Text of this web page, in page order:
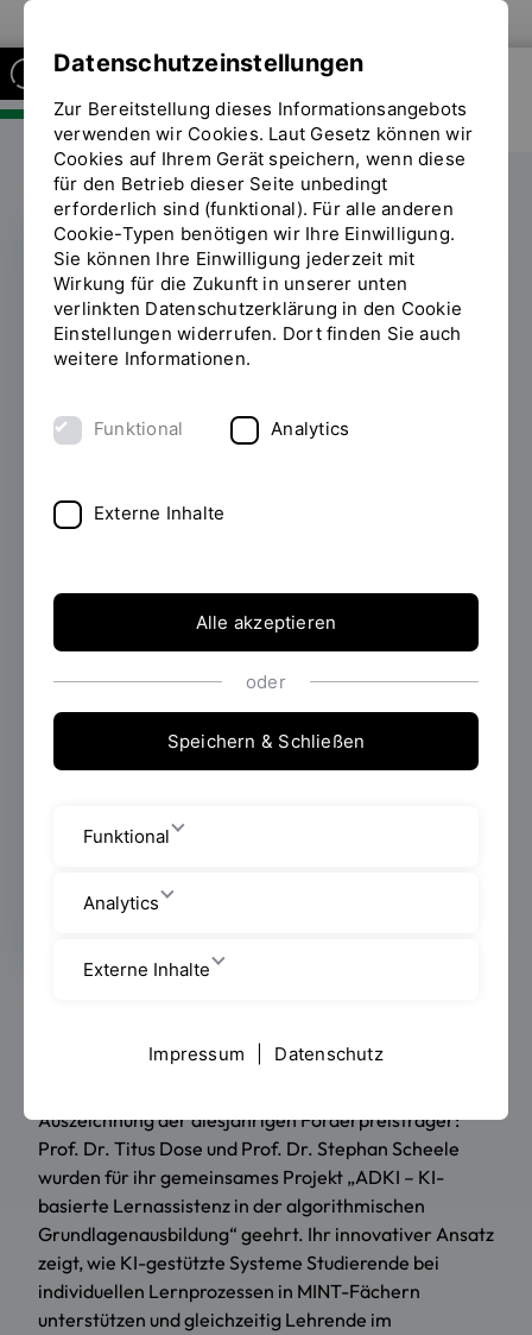
FAKULTÄT SOZIAL- UND
GESUNDHEITSWISSENSCHAFTEN
AUSZEICHNUNG
Innovative Lehre@OTH
Regensburg:
Internationale
gestützte
Fokus
19.11.2025Unter dem Motto „Interkulturell.
Engagiert. Praxisnah.“ fand am 11.
November 2025 die Veranstaltungsreihe
Innovative Lehre@OTH Regensburg (InnoL)
statt. Lehrende und Interessierte kamen vor
Förderpreisträger zusammen und um
innovative, internationale und digitale
Qualität in der Lehre
Auszeichnung der diesjährigen Förderpreisträger:
Prof. Dr. Titus Dose und Prof. Dr. Stephan Scheele
wurden für ihr gemeinsames Projekt „ADKI – KI-
basierte Lernassistenz in der algorithmischen
Grundlagenausbildung“ geehrt. Ihr innovativer Ansatz
zeigt, wie KI-gestützte Systeme Studierende bei
individuellen Lernprozessen in MINT-Fächern
unterstützen und gleichzeitig Lehrende im
Datenschutzeinstellungen
Zur Bereitstellung dieses Informationsangebots
verwenden wir Cookies. Laut Gesetz können wir
Cookies auf Ihrem Gerät speichern, wenn diese
für den Betrieb dieser Seite unbedingt
erforderlich sind (funktional). Für alle anderen
Cookie-Typen benötigen wir Ihre Einwilligung.
Sie können Ihre Einwilligung jederzeit mit
Wirkung für die Zukunft in unserer unten
verlinkten Datenschutzerklärung in den Cookie
Einstellungen widerrufen. Dort finden Sie auch
weitere Informationen.
Funktional Analytics
Externe Inhalte
Alle akzeptieren
oder
Speichern & Schließen
Funktional
Analytics
Externe Inhalte
Impressum Datenschutz